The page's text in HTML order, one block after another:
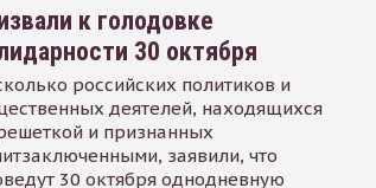
к голодовке
30 октября
российских политиков и
деятелей, находящихся
и признанных
заявили, что
30 октября однодневную